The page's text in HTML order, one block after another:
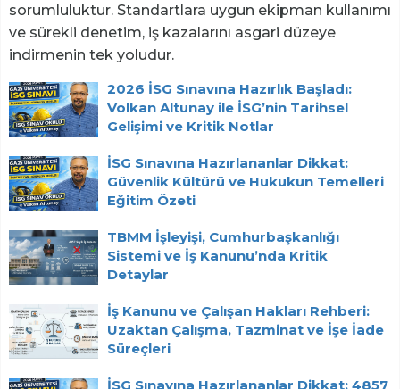
sorumluluktur. Standartlara uygun ekipman kullanımı
ve sürekli denetim, iş kazalarını asgari düzeye
indirmenin tek yoludur.
2026 İSG Sınavına Hazırlık Başladı:
Volkan Altunay ile İSG’nin Tarihsel
Gelişimi ve Kritik Notlar
İSG Sınavına Hazırlananlar Dikkat:
Güvenlik Kültürü ve Hukukun Temelleri
Eğitim Özeti
TBMM İşleyişi, Cumhurbaşkanlığı
Sistemi ve İş Kanunu’nda Kritik
Detaylar
İş Kanunu ve Çalışan Hakları Rehberi:
Uzaktan Çalışma, Tazminat ve İşe İade
Süreçleri
İSG Sınavına Hazırlananlar Dikkat: 4857